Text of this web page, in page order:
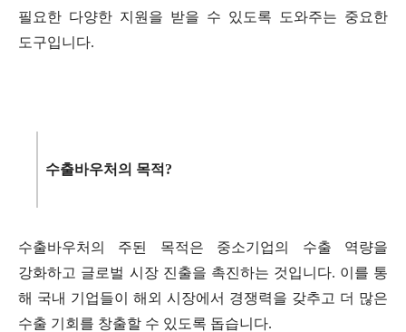
필요한 다양한 지원을 받을 수 있도록 도와주는 중요한
도구입니다.
수출바우처의 목적 ?
수출바우처의 주된 목적은 중소기업의 수출 역량을
강화하고 글로벌 시장 진출을 촉진하는 것입니다. 이를 통
해 국내 기업들이 해외 시장에서 경쟁력을 갖추고 더 많은
수출 기회를 창출할 수 있도록 돕습니다.